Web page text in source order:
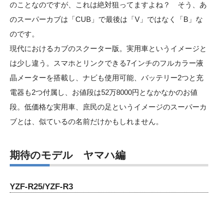
のことなのですが、これは絶対狙ってますよね？ そう、あ
のスーパーカブは「CUB」で最後は「V」ではなく「B」な
のです。
現代におけるカブのスクーター版。実用車というイメージと
は少し違う。スマホとリンクできる7インチのフルカラー液
晶メーターを搭載し、ナビも使用可能、バッテリー2つと充
電器も2つ付属し、お値段は52万8000円となかなかのお値
段。低価格な実用車、庶民の足というイメージのスーパーカ
ブとは、似ているの名前だけかもしれません。
期待のモデル ヤマハ編
YZF-R25/YZF-R3